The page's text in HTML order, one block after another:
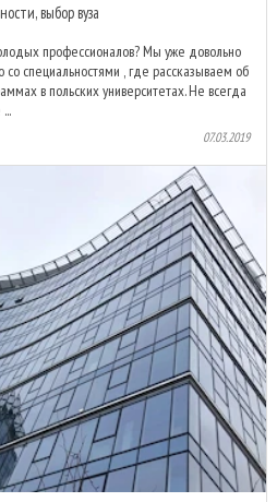
выбор вуза
профессионалов? Мы уже довольно
специальностями , где рассказываем об
в польских университетах. Не всегда
07.03.2019